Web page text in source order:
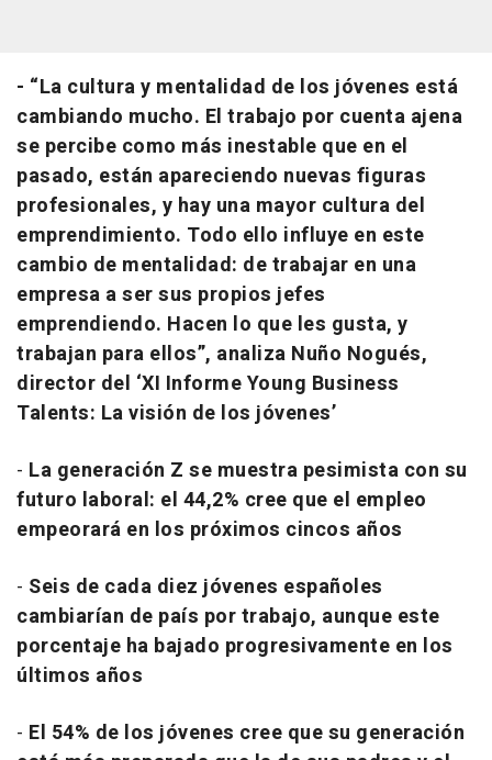
- “La cultura y mentalidad de los jóvenes está
cambiando mucho. El trabajo por cuenta ajena
se percibe como más inestable que en el
pasado, están apareciendo nuevas figuras
profesionales, y hay una mayor cultura del
emprendimiento. Todo ello influye en este
cambio de mentalidad: de trabajar en una
empresa a ser sus propios jefes
emprendiendo. Hacen lo que les gusta, y
trabajan para ellos”, analiza Nuño Nogués,
director del ‘XI Informe Young Business
Talents: La visión de los jóvenes’
- La generación Z se muestra pesimista con su
futuro laboral: el 44,2% cree que el empleo
empeorará en los próximos cincos años
- Seis de cada diez jóvenes españoles
cambiarían de país por trabajo, aunque este
porcentaje ha bajado progresivamente en los
últimos años
- El 54% de los jóvenes cree que su generación